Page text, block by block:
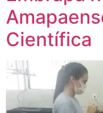
Científica